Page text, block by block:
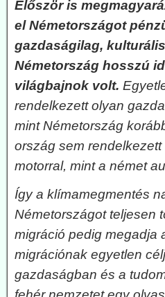
Először is
el Németországot
gazdaságilag,
Németország hosszú
világbajnok volt.
rendelkezett olyan
mint Németország
ország sem
motorral, mint a német
Így a klímamegmentés
Németországot teljesen
migráció pedig megadja
migrációnak egyetlen
gazdaságban és a